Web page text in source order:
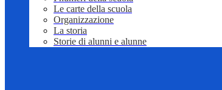
Le carte della scuola
Organizzazione
La storia
Storie di alunni e alunne